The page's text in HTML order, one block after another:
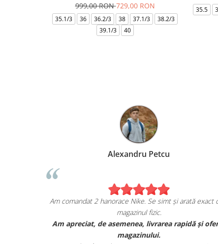
999,00 RON729,00 RON
35.1/3 36 36.2/3 38 37.1/3
38.2/3
39.1/3
40
35.5
mea de pe
și sunt cu
Alexandru Petcu
Am comandat 2 hanorace Nike. Se simt și
magazinul fizic.
Am apreciat, de asemenea, livrarea
magazinului.